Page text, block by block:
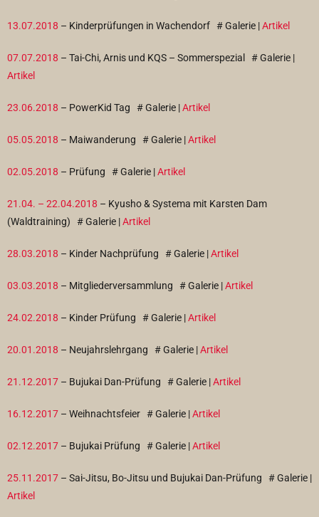
13.07.2018 – Kinderprüfungen in Wachendorf # Galerie |Artikel
07.07.2018 – Tai-Chi, Arnis und KQS – Sommerspezial
# Galerie |
Artikel
23.06.2018 – PowerKid Tag # Galerie |Artikel
05.05.2018 – Maiwanderung # Galerie |Artikel
02.05.2018 – Prüfung # Galerie |Artikel
21.04. – 22.04.2018 – Kyusho & Systema mit Karsten Dam
(Waldtraining) # Galerie |Artikel
28.03.2018 – Kinder Nachprüfung # Galerie |Artikel
03.03.2018 – Mitgliederversammlung # Galerie |Artikel
24.02.2018 – Kinder Prüfung # Galerie |Artikel
20.01.2018 – Neujahrslehrgang # Galerie |Artikel
21.12.2017 – Bujukai Dan-Prüfung # Galerie |Artikel
16.12.2017 – Weihnachtsfeier # Galerie |Artikel
02.12.2017 – Bujukai Prüfung # Galerie |Artikel
25.11.2017 – Sai-Jitsu, Bo-Jitsu und Bujukai Dan-Prüfung # Galerie |
Artikel